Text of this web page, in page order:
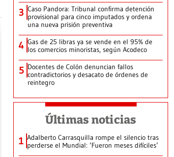
3 Caso Pandora: Tribunal confirma detención
provisional para cinco imputados y ordena
una nueva prisión preventiva
4 Gas de 25 libras ya se vende en el 95% de
los comercios minoristas, según Acodeco
5 Docentes de Colón denuncian fallos
contradictorios y desacato de órdenes de
reintegro
Últimas noticias
1 Adalberto Carrasquilla rompe el silencio tras
perderse el Mundial: ‘Fueron meses difíciles’